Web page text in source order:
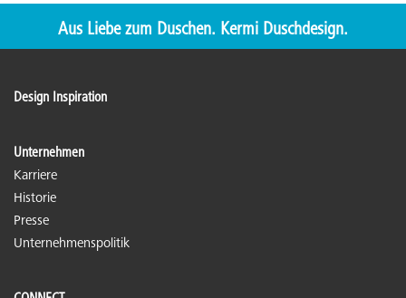
Aus Liebe zum Duschen. Kermi Duschdesign.
Design Inspiration
Unternehmen
Karriere
Historie
Presse
Unternehmenspolitik